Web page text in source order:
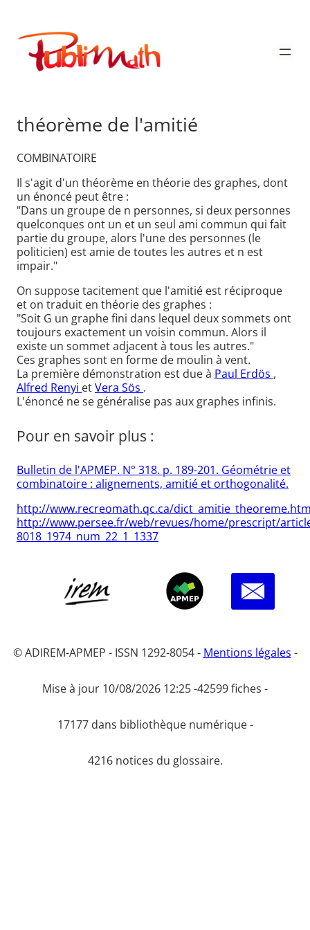
contenu
Publimath
théorème de l'amitié
COMBINATOIRE
Il s'agit d'un théorème en théorie des graphes, dont
un énoncé peut être :
"Dans un groupe de n personnes, si deux personnes
quelconques ont un et un seul ami commun qui fait
partie du groupe, alors l'une des personnes (le
politicien) est amie de toutes les autres et n est
impair."
On suppose tacitement que l'amitié est réciproque
et on traduit en théorie des graphes :
"Soit G un graphe fini dans lequel deux sommets ont
toujours exactement un voisin commun. Alors il
existe un sommet adjacent à tous les autres."
Ces graphes sont en forme de moulin à vent.
La première démonstration est due à Paul Erdös ,
Alfred Renyi etVera Sös .
L'énoncé ne se généralise pas aux graphes infinis.
Pour en savoir plus :
Bulletin de l'APMEP. N° 318. p. 189-201. Géométrie et
combinatoire : alignements, amitié et orthogonalité.
http://www.recreomath.qc.ca/
http://www.persee.fr/web/revues/home/prescript/
8018_1974_num_22_1_1337
© ADIREM-APMEP - ISSN 1292-8054 - Mentions légales -
Mise à jour 10/08/2026 12:25 -42599 fiches -
17177 dans bibliothèque numérique -
4216 notices du glossaire.